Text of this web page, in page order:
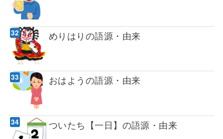
めりはりの語源・由来
おはようの語源・由来
ついたち【一日】の語源・由来